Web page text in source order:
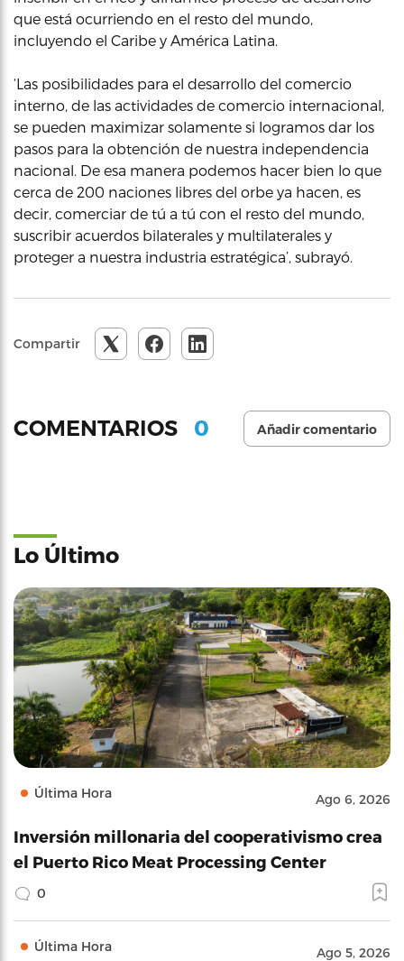
que está ocurriendo en el resto del mundo,
incluyendo el Caribe y América Latina.
‘Las posibilidades para el desarrollo del comercio
interno, de las actividades de comercio internacional,
se pueden maximizar solamente si logramos dar los
pasos para la obtención de nuestra independencia
nacional. De esa manera podemos hacer bien lo que
cerca de 200 naciones libres del orbe ya hacen, es
decir, comerciar de tú a tú con el resto del mundo,
suscribir acuerdos bilaterales y multilaterales y
proteger a nuestra industria estratégica’, subrayó.
Compartir
COMENTARIOS 0 Añadir comentario
Lo Último
Última Hora Ago 6, 2026
Inversión millonaria del cooperativismo crea
el Puerto Rico Meat Processing Center
0
Última Hora Ago 5, 2026